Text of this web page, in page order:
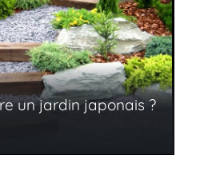
un jardin japonais ?